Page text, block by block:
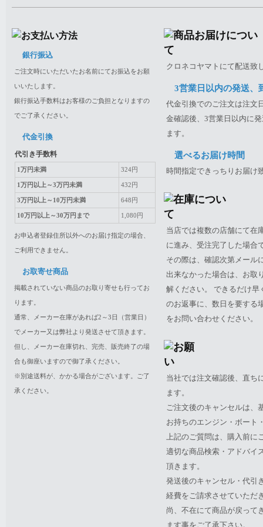
銀行振込
ご注文時にいただいたお名前にてお振込をお願
いいたします。
銀行振込手数料はお客様のご負担となりますの
でご了承ください。
代金引換
代引き手数料
1万円未満 324円
1万円以上～3万円未満 432円
3万円以上～10万円未満 648円
10万円以上～30万円まで 1,080円
お申込者登録住所以外へのお届け指定の場合、
ご利用できません。
お取寄せ商品
掲載されていない商品のお取り寄せも行ってお
ります。
通常、メーカー在庫があれば2～3日（営業日）
でメーカー又は弊社より発送させて頂きます。
但し、メーカー在庫切れ、完売、販売終了の場
合も御座いますので御了承ください。
※別途送料が、かかる場合がございます。ご了
承ください。
クロネコヤマトにて配送致
3営業日以内の発送、
代金引換でのご注文は注文
金確認後、3営業日以内に
ます。
選べるお届け時間
時間指定できっちりお届け
当店では複数の店舗にて在
に進み、受注完了した場合
その際は、確認次第メール
出来なかった場合は、お取
解ください。 できるだけ
のお返事に、数日を要する
をお問い合わせください。
当社では注文確認後、直ち
ます。
ご注文後のキャンセルは、
お持ちのエンジン・ボート
上記のご質問は、購入前に
適切な商品検索・アドバイ
頂きます。
発送後のキャンセル・代引
経費をご請求させていただ
尚、不在にて商品が戻って
ます事をご了承下さい。